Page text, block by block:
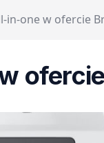
in-one w ofercie